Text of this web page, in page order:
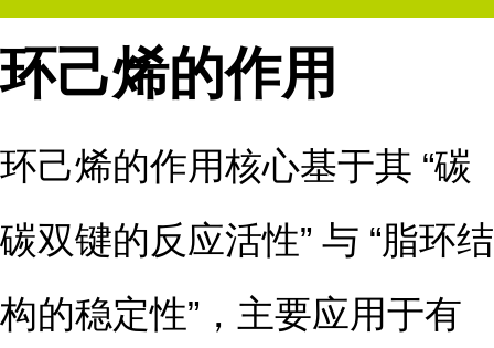
环己烯的作用
环己烯的作用核心基于其 “碳
碳双键的反应活性” 与 “脂环结
构的稳定性”，主要应用于有